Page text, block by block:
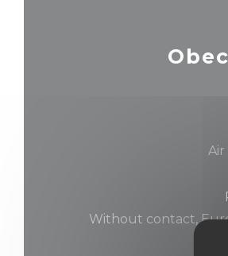
Air
Without contact,